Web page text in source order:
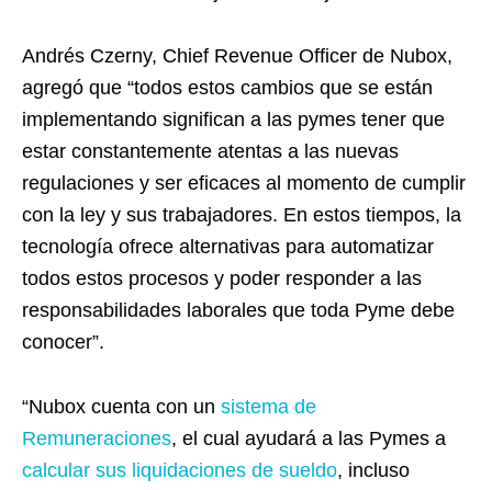
Andrés Czerny, Chief Revenue Officer de Nubox,
agregó que “todos estos cambios que se están
implementando significan a las pymes tener que
estar constantemente atentas a las nuevas
regulaciones y ser eficaces al momento de cumplir
con la ley y sus trabajadores. En estos tiempos, la
tecnología ofrece alternativas para automatizar
todos estos procesos y poder responder a las
responsabilidades laborales que toda Pyme debe
conocer”.
“Nubox cuenta con un sistema de
Remuneraciones, el cual ayudará a las Pymes a
calcular sus liquidaciones de sueldo, incluso